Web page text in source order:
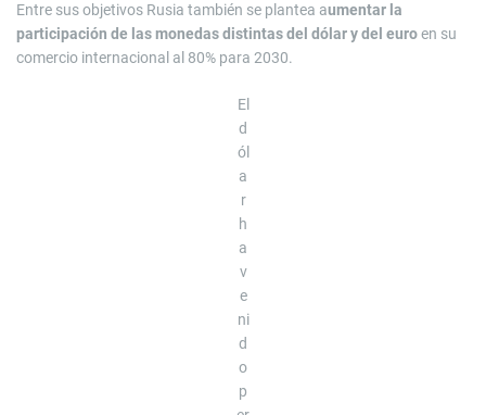
Entre sus objetivos Rusia también se plantea aumentar la
participación de las monedas distintas del dólar y del euroen su
comercio internacional al 80% para 2030.
El
d
ól
a
r
h
a
v
e
ni
d
o
p